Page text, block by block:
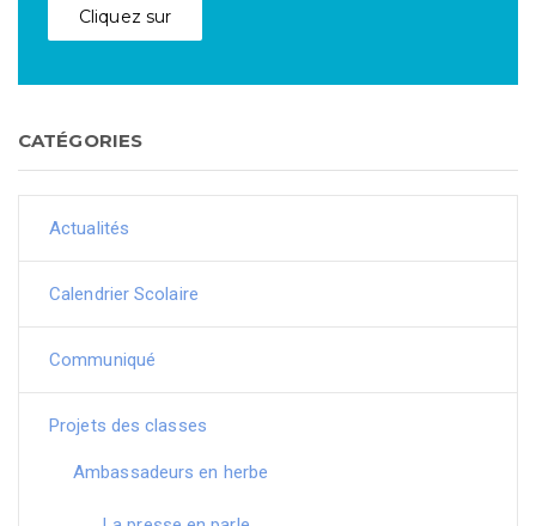
Cliquez sur
CATÉGORIES
Actualités
Calendrier Scolaire
Communiqué
Projets des classes
Ambassadeurs en herbe